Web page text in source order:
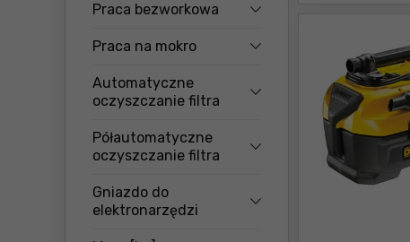
Praca bezworkowa
Praca na mokro
Automatyczne
oczyszczanie filtra
Półautomatyczne
oczyszczanie filtra
Gniazdo do
elektronarzędzi